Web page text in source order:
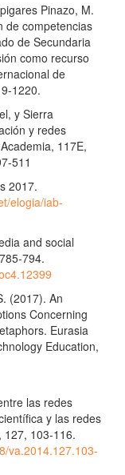
Pinazo, M.
de competencias
de Secundaria
como recurso
de
1220.
y Sierra
y redes
117E,
511
2017.
elogia/iab-
and social
794.
(2017). An
Concerning
Eurasia
Education,
las redes
y las redes
127, 103-116.
va.2014.127.103-